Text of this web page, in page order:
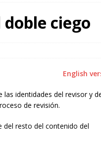
ciego
English
las identidades del revisor y
de revisión.
del resto del contenido del